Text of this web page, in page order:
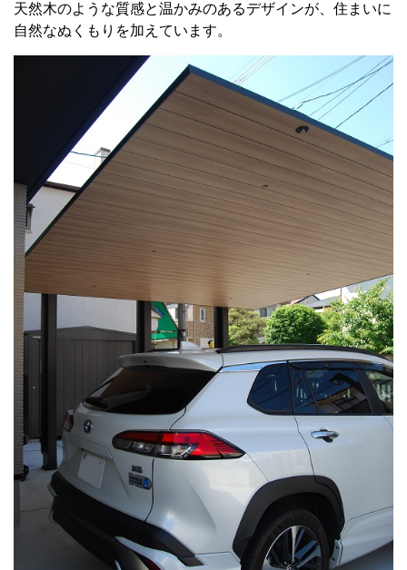
天然木のような質感と温かみのあるデザインが、住まいに
自然なぬくもりを加えています。